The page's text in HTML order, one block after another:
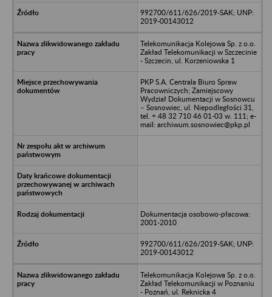
992700/611/626/2019-SAK; UNP:
2019-00143012
Telekomunikacja Kolejowa Sp. z o.o.
Zakład Telekomunikacji w Szczecinie
- Szczecin, ul. Korzeniowska 1
PKP S.A. Centrala Biuro Spraw
Pracowniczych; Zamiejscowy
Wydział Dokumentacji w Sosnowcu
– Sosnowiec, ul. Niepodległości 31,
tel. + 48 32 710 46 01-03 w. 111; e-
mail: archiwum.sosnowiec@pkp.pl
Dokumentacja osobowo-płacowa:
2001-2010
992700/611/626/2019-SAK; UNP:
2019-00143012
Telekomunikacja Kolejowa Sp. z o.o.
Zakład Telekomunikacji w Poznaniu
- Poznań, ul. Reknicka 4